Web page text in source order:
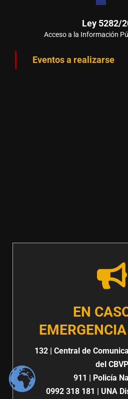
Ley 5282/
Acceso a la Información
Eventos a realizarse
EN
132| Central de
del CBVP
911 | Policía
0992 318 181 | UNA